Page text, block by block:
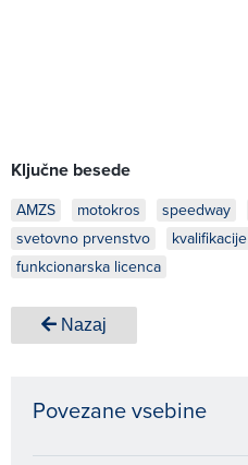
Ključne besede
AMZS motokros speedway
svetovno prvenstvo
kvalifikacije
funkcionarska licenca
Nazaj
Povezane vsebine